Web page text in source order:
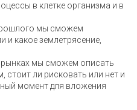
в клетке организма и в
мы сможем
и какое землетрясение,
мы сможем описать
стоит ли рисковать или нет и
момент для вложения